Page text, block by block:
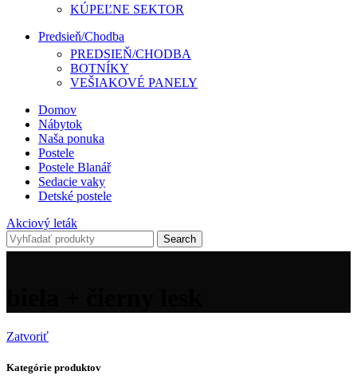
KÚPEĽNE SEKTOR
Predsieň/Chodba
PREDSIEŇ/CHODBA
BOTNÍKY
VEŠIAKOVÉ PANELY
Domov
Nábytok
Naša ponuka
Postele
Postele Blanář
Sedacie vaky
Detské postele
Akciový leták
Search
Zatvoriť
Kategórie produktov